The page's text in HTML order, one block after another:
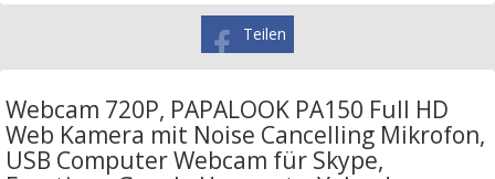
Teilen
Webcam 720P, PAPALOOK PA150 Full HD
Web Kamera mit Noise Cancelling Mikrofon,
USB Computer Webcam für Skype,